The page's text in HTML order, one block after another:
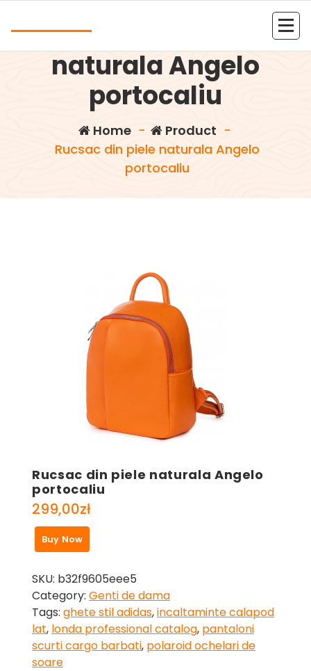
Rucsac din piele
naturala Angelo
portocaliu
Home- Product -
Rucsac din piele naturala Angelo
portocaliu
Rucsac din piele naturala Angelo
portocaliu
299,00zł
Buy Now
SKU: b32f9605eee5
Category: Genti de dama
Tags: ghete stil adidas,incaltaminte calapod
lat, londa professional catalog, pantaloni
scurti cargo barbati, polaroid ochelari de
soare